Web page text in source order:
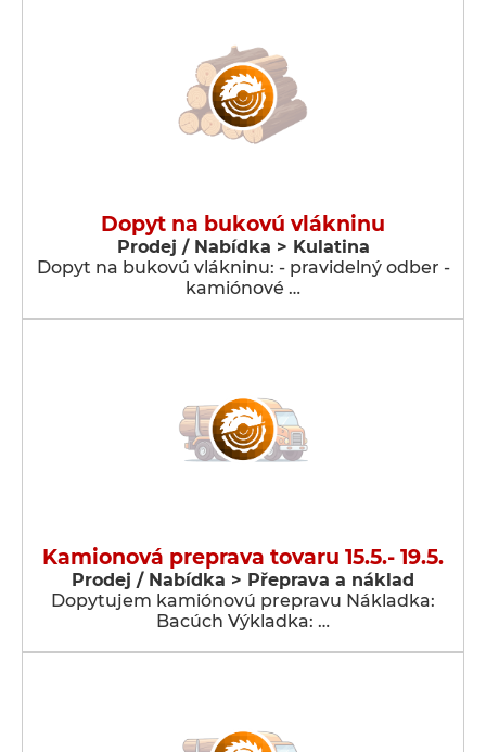
Dopyt na bukovú vlákninu
Prodej / Nabídka > Kulatina
Dopyt na bukovú vlákninu: - pravidelný odber -
kamiónové …
Kamionová preprava tovaru 15.5.- 19.5.
Prodej / Nabídka > Přeprava a náklad
Dopytujem kamiónovú prepravu Nákladka:
Bacúch Výkladka: …